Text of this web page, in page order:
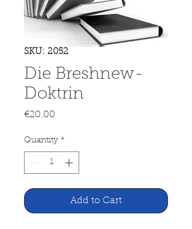
SKU: 2052
Die Breshnew-
Doktrin
€20.00
Quantity *
Add to Cart